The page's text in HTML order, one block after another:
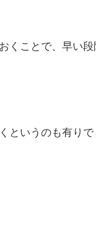
くことで、早い
というのも有りで